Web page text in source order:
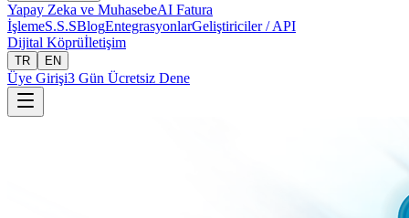
Yapay Zeka ve MuhasebeAI Fatura
İşlemeS.S.SBlogEntegrasyonlarGeliştiriciler / API
Dijital Köprüİletişim
TR EN
Üye Girişi3 Gün Ücretsiz Dene